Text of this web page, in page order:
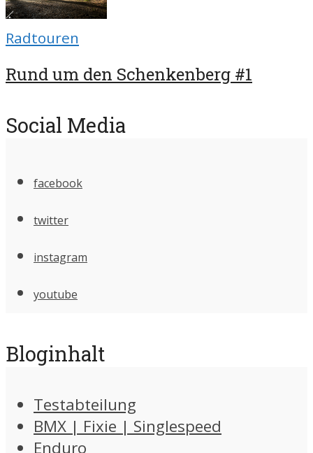
Radtouren
Rund um den Schenkenberg #1
Social Media
facebook
twitter
instagram
youtube
Bloginhalt
Testabteilung
BMX | Fixie | Singlespeed
Enduro